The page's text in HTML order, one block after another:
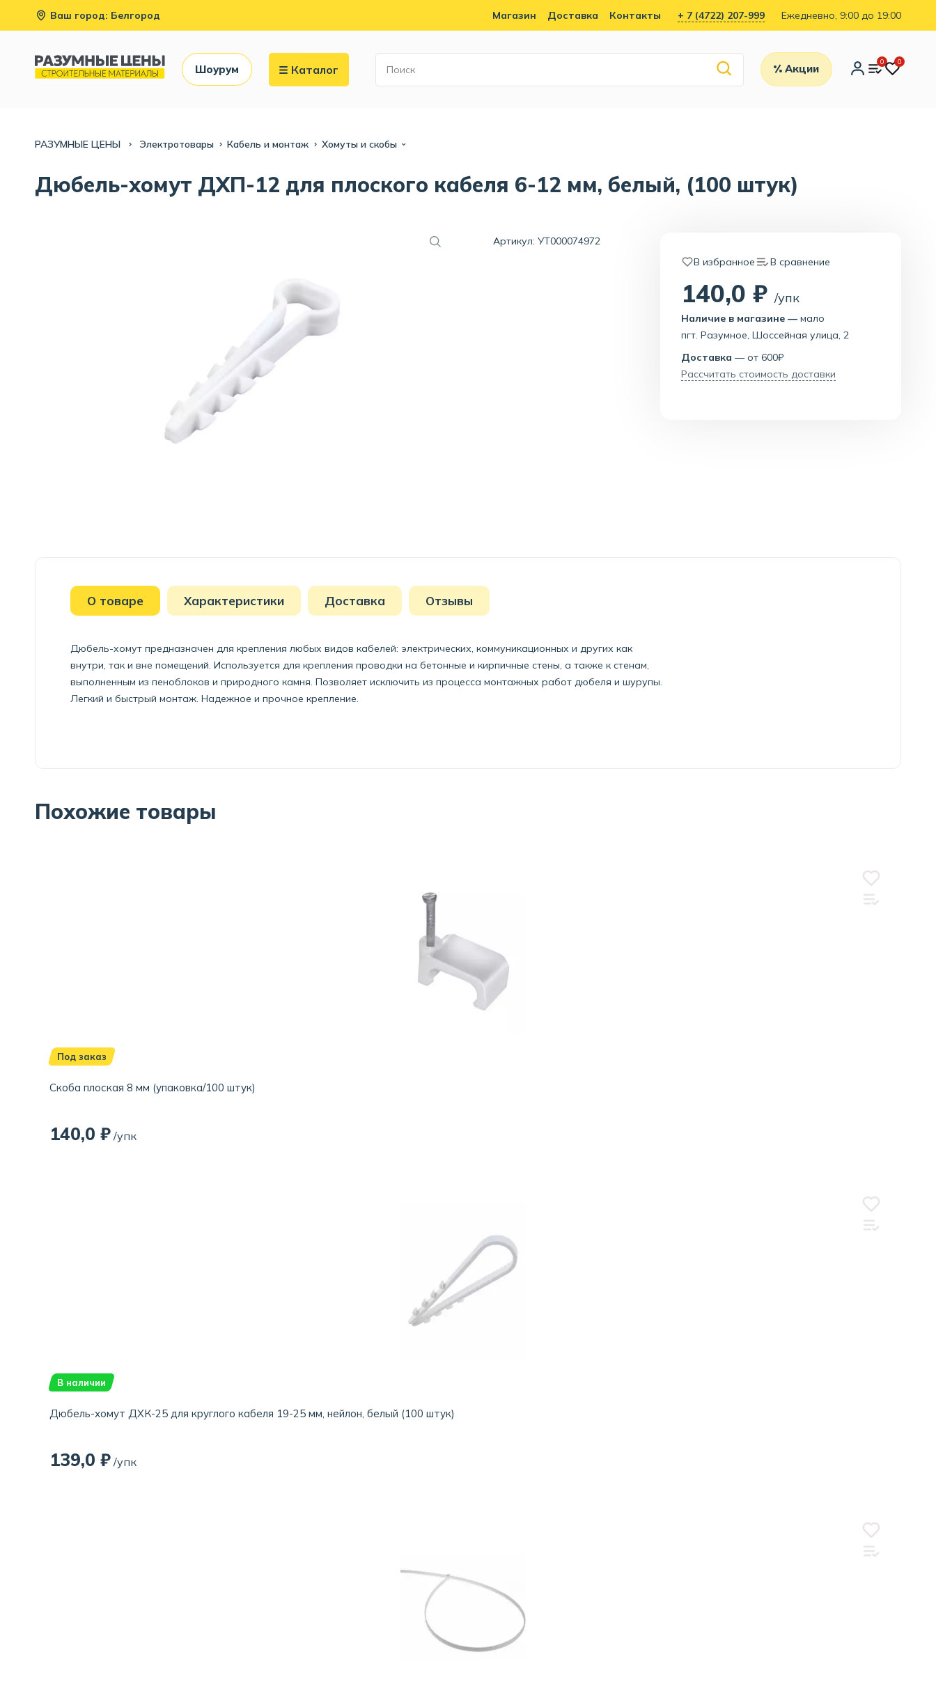
Ваш город: Белгород Магазин Доставка Контакты + 7 (4722) 207-999 Ежедневно, 9:00 до 19:00
Шоурум Каталог Акции
0 0
РАЗУМНЫЕ ЦЕНЫ Электротовары Кабель и монтаж Хомуты и скобы
Дюбель-хомут ДХП-12 для плоского кабеля 6-12 мм, белый, (100 штук)
Артикул: УТ000074972
В избранное
В сравнение
140,0 ₽/упк
Наличие в магазине — мало
пгт. Разумное, Шоссейная улица, 2
Доставка — от 600₽
Рассчитать стоимость доставки
О товаре Характеристики Доставка Отзывы
Дюбель-хомут предназначен для крепления любых видов кабелей: электрических, коммуникационных и других как
внутри, так и вне помещений. Используется для крепления проводки на бетонные и кирпичные стены, а также к стенам,
выполненным из пеноблоков и природного камня. Позволяет исключить из процесса монтажных работ дюбеля и шурупы.
Легкий и быстрый монтаж. Надежное и прочное крепление.
Похожие товары
Под заказ
Скоба плоская 8 мм (упаковка/100 штук)
140,0 ₽ /упк
В наличии
Дюбель-хомут ДХК-25 для круглого кабеля 19-25 мм, нейлон, белый (100 штук)
139,0 ₽ /упк